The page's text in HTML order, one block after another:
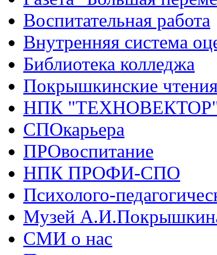
Воспитательная работа
Внутренняя система
Библиотека колледжа
Покрышкинские
НПК
СПОкарьера
ПРОвоспитание
НПК ПРОФИ-СПО
Психолого-
Музей
СМИ о нас